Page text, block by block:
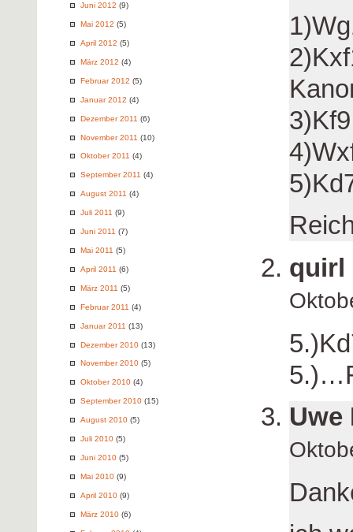
Juni 2012 (9)
Mai 2012 (5)
April 2012 (5)
März 2012 (4)
Februar 2012 (5)
Januar 2012 (4)
Dezember 2011 (6)
November 2011 (10)
Oktober 2011 (4)
September 2011 (4)
August 2011 (4)
Juli 2011 (9)
Juni 2011 (7)
Mai 2011 (5)
April 2011 (6)
März 2011 (5)
Februar 2011 (4)
Januar 2011 (13)
Dezember 2010 (13)
November 2010 (5)
Oktober 2010 (4)
September 2010 (15)
August 2010 (5)
Juli 2010 (5)
Juni 2010 (5)
Mai 2010 (9)
April 2010 (9)
März 2010 (6)
quirl
Uwe